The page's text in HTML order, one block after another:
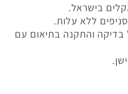
בישראל.
ללא עלות.
בדיקה והתקנה בתיאום עם